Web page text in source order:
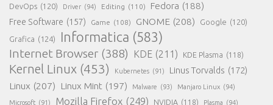
DevOps (120) Driver (94) Editing (110) Fedora (188)
Free Software (157) Game (108) GNOME (208) Google (120)
Grafica (124) Informatica (583)
Internet Browser (388) KDE (211) KDE Plasma (118)
Kernel Linux (453) Kubernetes (91) Linus Torvalds (172)
Linux (207) Linux Mint (197) Malware (93) Manjaro Linux (94)
Microsoft (91) Mozilla Firefox (249) NVIDIA (118) Plasma (94)